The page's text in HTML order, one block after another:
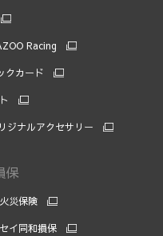
Racing
クカード
ジナルアクセサリー
保
災保険
イ同和損保